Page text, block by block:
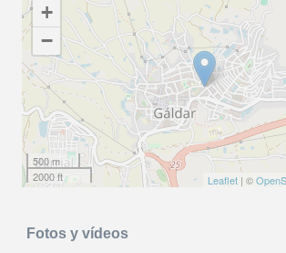
+
−
500 m
2000 ft
Leaflet | ©
Fotos y vídeos